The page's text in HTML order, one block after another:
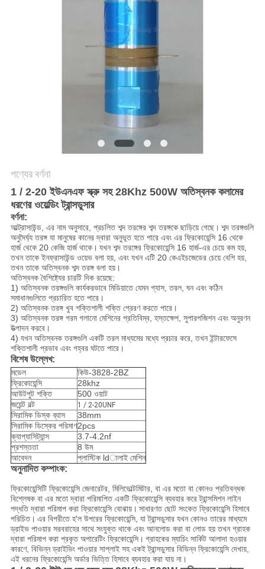
নীতি
পণ্যের বর্ণনা
1 / 2-20 ইউএনএফ স্ক্রু সহ 28Khz 500W অতিস্বনক কলামের
ধরণের ওয়েল্ডিং ট্রান্সডুসার
বর্ণনা:
আল্ট্রাসাউন্ড, এর নাম অনুসারে, প্রচলিত শব্দ তরঙ্গের শব্দ তরঙ্গকে ছাড়িয়ে গেছে। শব্দ তরঙ্গগুলি
অনুদৈর্ঘ্য তরঙ্গ যা মানুষের কানের দ্বারা অনুভূত হতে পারে এবং এর ফ্রিকোয়েন্সি 16 থেকে
হার্জ থেকে 20 কেজি হার্জ থাকে। যখন শব্দ তরঙ্গের ফ্রিকোয়েন্সি 16 হার্জ-এর চেয়ে কম হয়,
তখন তাকে ইনফ্রাসাউন্ড ওয়েভ বলা হয়, এবং যখন এটি 20 কেএইচজেডের চেয়ে বেশি হয়,
তখন তাকে অতিস্বনক শব্দ তরঙ্গ বলা হয়।
অতিস্বনক বৈশিষ্ট্যের চারটি দিক রয়েছে:
1) অতিস্বনক তরঙ্গগুলি কার্যকরভাবে মিডিয়াতে যেমন গ্যাস, তরল, ঘন এবং কঠিন
সমাধানগুলিতে প্রচারিত হতে পারে।
2) অতিস্বনক তরঙ্গ খুব শক্তিশালী শক্তি প্রেরণ করতে পারে।
3) অতিস্বনক তরঙ্গ গরম গলানো মেশিনের প্রতিবিম্ব, হস্তক্ষেপ, সুপারপজিশন এবং অনুরণন
উত্পাদন করবে।
4) যখন অতিস্বনক তরঙ্গগুলি একটি তরল মাধ্যমের মধ্যে প্রচার করে, তখন ইন্টারফেসে
শক্তিশালী প্রভাব এবং গহ্বর ঘটতে পারে।
বিশেষ উল্লেখ:
মডেল
কিউ-3828-2BZ
ফ্রিকোয়েন্সি
28khz
আউটপুট শক্তি
500 ওয়াট
জয়েন্ট বল্ট
1 / 2-20UNF
সিরামিক ডিস্ক ব্যাস
38mm
সিরামিক ডিস্কের পরিমাণ2pcs
ক্যাপ্যাসিট্যান্স
3.7-4.2nf
প্রশস্ততা
8 উম
আবেদন
প্লাস্টিক ldালাই মেশিন
অনুনাদিত কম্পাংক:
ফ্রিকোয়েন্সিটি ফ্রিকোয়েন্সি জেনারেটর, মিলিভোল্টমিটার, বা এর মতো বা কোনও প্রতিবন্ধক
বিশ্লেষক বা এর মতো দ্বারা পরিমাপিত একটি ফ্রিকোয়েন্সি ব্যবহার করে ট্রান্সমিশন লাইন
পদ্ধতি দ্বারা পরিমাপ করা ফ্রিকোয়েন্সি বোঝায়। সাধারণত ছোট সংকেত ফ্রিকোয়েন্সি হিসাবে
পরিচিত। এর বিপরীতে হ'ল উপরের ফ্রিকোয়েন্সি, যা ট্রান্সডুসার যখন কোনও তারের মাধ্যমে
ড্রাইভ পাওয়ার সরবরাহের সাথে সংযুক্ত থাকে এবং আনলোড করা বা লোড হয় তখন গ্রাহক
দ্বারা পরিমাপ করা প্রকৃত অপারেটিং ফ্রিকোয়েন্সি। গ্রাহকের ম্যাচিং সার্কিট আলাদা হওয়ার
কারণে, বিভিন্ন ড্রাইভিং পাওয়ার সাপ্লাই সহ একই ট্রান্সডুসার বিভিন্ন ফ্রিকোয়েন্সি দেখায়,
এই ধরনের ফ্রিকোয়েন্সি অর্ডার ভিত্তি হিসাবে ব্যবহার করা যায় না।